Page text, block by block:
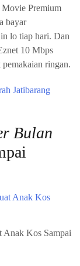
Movie Premium
bayar
lo tiap hari. Dan
10 Mbps
pemakaian ringan.
Bulan
Kos Sampai